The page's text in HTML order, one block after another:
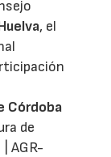
, el
Córdoba
de
AGR-